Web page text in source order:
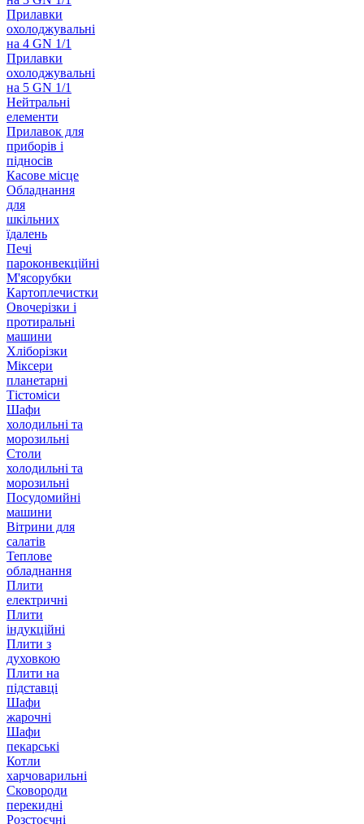
Прилавки
охолоджувальні
на 4 GN 1/1
Прилавки
охолоджувальні
на 5 GN 1/1
Нейтральні
елементи
Прилавок для
приборів і
підносів
Касове місце
Обладнання
для
шкільних
їдалень
Печі
пароконвекційні
М'ясорубки
Картоплечистки
Овочерізки і
протиральні
машини
Хліборізки
Міксери
планетарні
Тістоміси
Шафи
холодильні та
морозильні
Столи
холодильні та
морозильні
Посудомийні
машини
Вітрини для
салатів
Теплове
обладнання
Плити
електричні
Плити
індукційні
Плити з
духовкою
Плити на
підставці
Шафи
жарочні
Шафи
пекарські
Котли
харчоварильні
Сковороди
перекидні
Розстоєчні